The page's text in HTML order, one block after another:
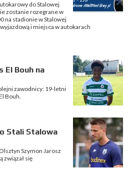
do Stalowej
zostanie rozegrane w
na stadionie w Stalowej
i miejsca w autokarach
El Bouh na
zawodnicy: 19-letni
Bouh.
Stali Stalowa
Szymon Jarosz
związał się